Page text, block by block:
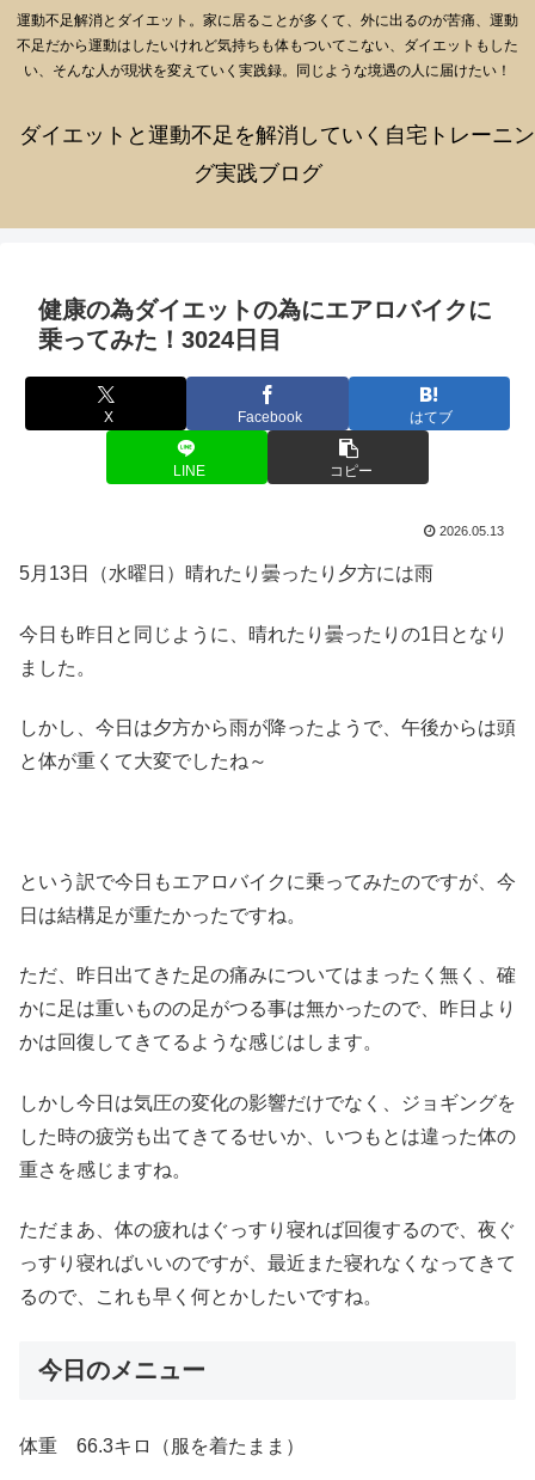
運動不足解消とダイエット。家に居ることが多くて、外に出るのが苦痛、運動
不足だから運動はしたいけれど気持ちも体もついてこない、ダイエットもした
い、そんな人が現状を変えていく実践録。同じような境遇の人に届けたい！
ダイエットと運動不足を解消していく自宅トレーニン
グ実践ブログ
健康の為ダイエットの為にエアロバイクに
乗ってみた！3024日目
X Facebook はてブ
LINE コピー
2026.05.13
5月13日（水曜日）晴れたり曇ったり夕方には雨
今日も昨日と同じように、晴れたり曇ったりの1日となり
ました。
しかし、今日は夕方から雨が降ったようで、午後からは頭
と体が重くて大変でしたね～
という訳で今日もエアロバイクに乗ってみたのですが、今
日は結構足が重たかったですね。
ただ、昨日出てきた足の痛みについてはまったく無く、確
かに足は重いものの足がつる事は無かったので、昨日より
かは回復してきてるような感じはします。
しかし今日は気圧の変化の影響だけでなく、ジョギングを
した時の疲労も出てきてるせいか、いつもとは違った体の
重さを感じますね。
ただまあ、体の疲れはぐっすり寝れば回復するので、夜ぐ
っすり寝ればいいのですが、最近また寝れなくなってきて
るので、これも早く何とかしたいですね。
今日のメニュー
体重 66.3キロ（服を着たまま）